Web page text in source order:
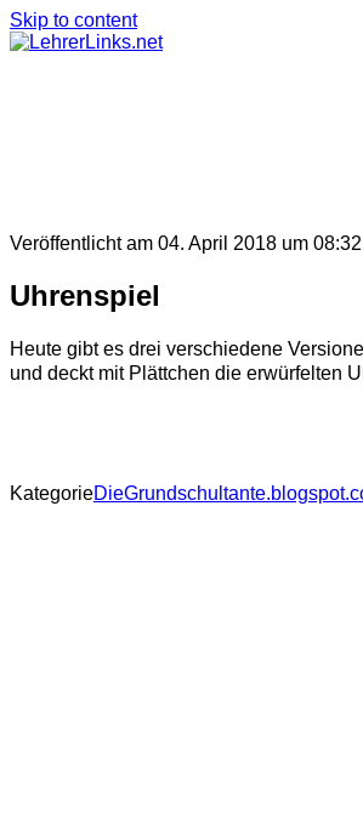
Skip to content
Veröffentlicht am 04. April 2018 um
Uhrenspiel
Heute gibt es drei verschiedene
und deckt mit Plättchen die erwürfelten
Kategorie